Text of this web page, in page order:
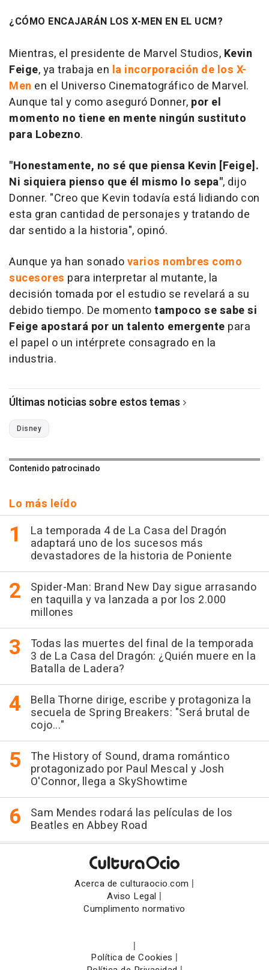
¿CÓMO ENCAJARÁN LOS X-MEN EN EL UCM?
Mientras, el presidente de Marvel Studios, Kevin
Feige, ya trabaja en la incorporación de los X-
Men en el Universo Cinematográfico de Marvel.
Aunque tal y como aseguró Donner, por el
momento no tiene en mente ningún sustituto
para Lobezno.
"Honestamente, no sé que piensa Kevin [Feige].
Ni siquiera pienso que él mismo lo sepa", dijo
Donner. "Creo que Kevin todavía está lidiando con
esta gran cantidad de personajes y tratando de
dar sentido a la historia", opinó.
Aunque ya han sonadovarios nombres como
sucesores para interpretar al mutante, la
decisión tomada por el estudio se revelará a su
debido tiempo. De momentotampoco se sabe si
Feige apostará por un talento emergente para
el papel o un intérprete consagrado en la
industria.
Últimas noticias sobre estos temas
Disney
Contenido patrocinado
Lo más leído
La temporada 4 de La Casa del Dragón
adaptará uno de los sucesos más
devastadores de la historia de Poniente
Spider-Man: Brand New Day sigue arrasando
en taquilla y va lanzada a por los 2.000
millones
Todas las muertes del final de la temporada
3 de La Casa del Dragón: ¿Quién muere en la
Batalla de Ladera?
Bella Thorne dirige, escribe y protagoniza la
secuela de Spring Breakers: "Será brutal de
cojo..."
The History of Sound, drama romántico
protagonizado por Paul Mescal y Josh
O'Connor, llega a SkyShowtime
Sam Mendes rodará las películas de los
Beatles en Abbey Road
Acerca de culturaocio.com |
Aviso Legal |
Cumplimento normativo
|
Política de Cookies |